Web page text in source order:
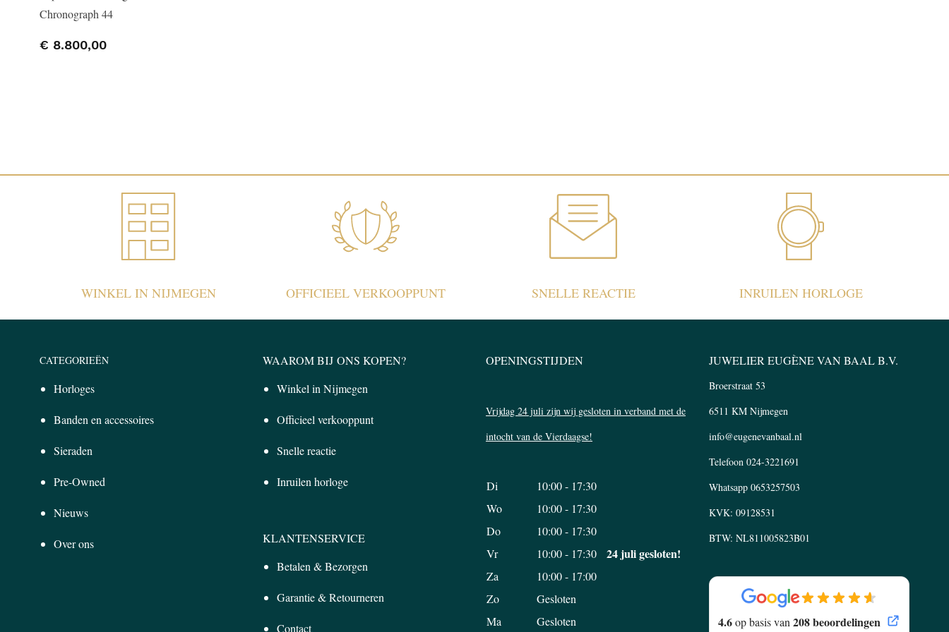
Chronograph 44
€ 8.800,00
WINKEL IN NIJMEGEN OFFICIEEL VERKOOPPUNT SNELLE REACTIE INRUILEN HORLOGE
CATEGORIEËN
Horloges
Banden en accessoires
Sieraden
Pre-Owned
Nieuws
Over ons
WAAROM BIJ ONS KOPEN?
Winkel in Nijmegen
Officieel verkooppunt
Snelle reactie
Inruilen horloge
KLANTENSERVICE
Betalen & Bezorgen
Garantie & Retourneren
Contact
OPENINGSTIJDEN
Vrijdag 24 juli zijn wij gesloten in verband met de
intocht van de Vierdaagse!
Di
10:00 - 17:30
Wo
10:00 - 17:30
Do
10:00 - 17:30
Vr
10:00 - 17:30 24 juli gesloten!
Za
10:00 - 17:00
Zo
Gesloten
Ma
Gesloten
JUWELIER EUGÈNE VAN BAAL B.V.
Broerstraat 53
6511 KM Nijmegen
info@eugenevanbaal.nl
Telefoon 024-3221691
Whatsapp 0653257503
KVK: 09128531
BTW: NL811005823B01
4.6op basis van208 beoordelingen